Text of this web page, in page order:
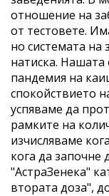
отношение на
от тестовете.
но системата на
натиска.
пандемия на
спокойствието
успяваме да
рамките на
изчисляваме
кога да започне
"АстраЗенека"
втората доза",